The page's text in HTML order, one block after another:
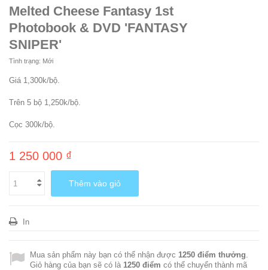
Melted Cheese Fantasy 1st
Photobook & DVD 'FANTASY
SNIPER'
Tình trạng: Mới
Giá 1,300k/bộ.
Trên 5 bộ 1,250k/bộ.
Cọc 300k/bộ.
1 250 000 ₫
Thêm vào giỏ
In
Mua sản phẩm này bạn có thể nhận được 1250 điểm thưởng.
Giỏ hàng của bạn sẽ có là 1250 điểm có thể chuyển thành mã